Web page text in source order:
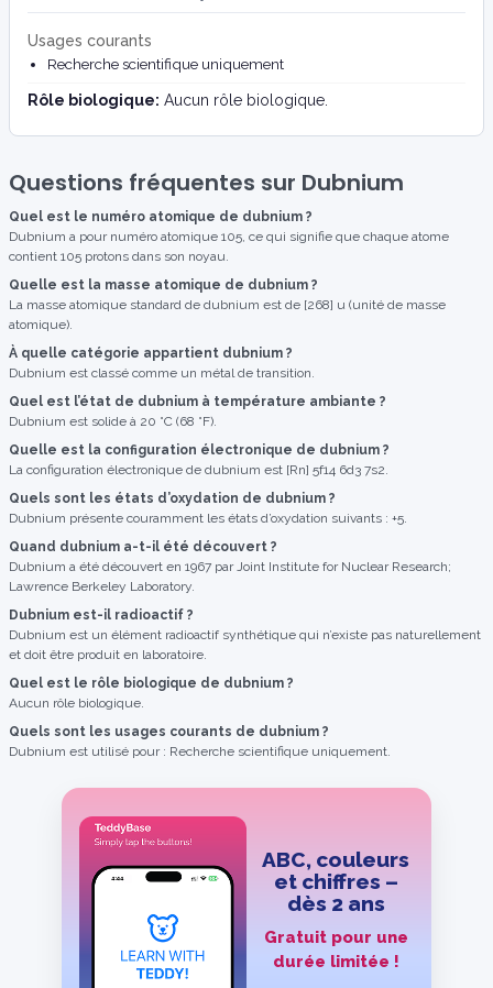
Usages courants
Recherche scientifique uniquement
Rôle biologique: Aucun rôle biologique.
Questions fréquentes sur Dubnium
Quel est le numéro atomique de dubnium ?
Dubnium a pour numéro atomique 105, ce qui signifie que chaque atome
contient 105 protons dans son noyau.
Quelle est la masse atomique de dubnium ?
La masse atomique standard de dubnium est de [268] u (unité de masse
atomique).
À quelle catégorie appartient dubnium ?
Dubnium est classé comme un métal de transition.
Quel est l’état de dubnium à température ambiante ?
Dubnium est solide à 20 °C (68 °F).
Quelle est la configuration électronique de dubnium ?
La configuration électronique de dubnium est [Rn] 5f14 6d3 7s2.
Quels sont les états d’oxydation de dubnium ?
Dubnium présente couramment les états d’oxydation suivants : +5.
Quand dubnium a-t-il été découvert ?
Dubnium a été découvert en 1967 par Joint Institute for Nuclear Research;
Lawrence Berkeley Laboratory.
Dubnium est-il radioactif ?
Dubnium est un élément radioactif synthétique qui n’existe pas naturellement
et doit être produit en laboratoire.
Quel est le rôle biologique de dubnium ?
Aucun rôle biologique.
Quels sont les usages courants de dubnium ?
Dubnium est utilisé pour : Recherche scientifique uniquement.
ABC, couleurs
et chiffres –
dès 2 ans
Gratuit pour une
durée limitée !